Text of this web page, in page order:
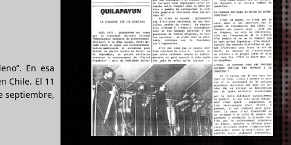
En esa
Chile. El 11
septiembre,